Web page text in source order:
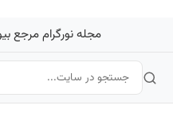
مجله نورگرام مرجع